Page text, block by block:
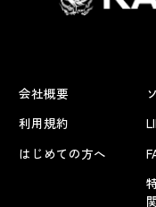
会社概要
利用規約
はじめての方へ